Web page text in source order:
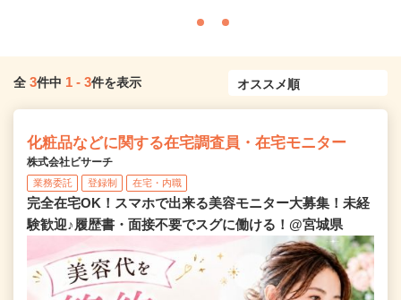
全 3件中 1 - 3件を表示
化粧品などに関する在宅調査員・在宅モニター
株式会社ビサーチ
業務委託 登録制 在宅・内職
完全在宅OK！スマホで出来る美容モニター大募集！未経
験歓迎♪履歴書・面接不要でスグに働ける！@宮城県